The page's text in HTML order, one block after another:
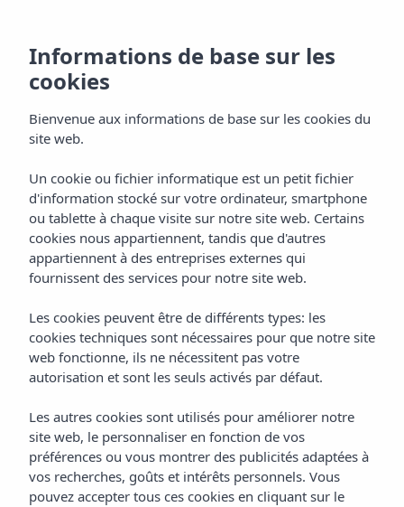
Emplacement
Appart'hôtel Vibra Mogambo
Appart'hôtel Vibra Mogambo
EMPLACEMENT
Emplacement
Informations de base sur les
cookies
Bienvenue aux informations de base sur les cookies du
site web.
Un cookie ou fichier informatique est un petit fichier
d'information stocké sur votre ordinateur, smartphone
ou tablette à chaque visite sur notre site web. Certains
cookies nous appartiennent, tandis que d'autres
appartiennent à des entreprises externes qui
fournissent des services pour notre site web.
Les cookies peuvent être de différents types: les
cookies techniques sont nécessaires pour que notre site
web fonctionne, ils ne nécessitent pas votre
autorisation et sont les seuls activés par défaut.
Les autres cookies sont utilisés pour améliorer notre
site web, le personnaliser en fonction de vos
préférences ou vous montrer des publicités adaptées à
vos recherches, goûts et intérêts personnels. Vous
pouvez accepter tous ces cookies en cliquant sur le